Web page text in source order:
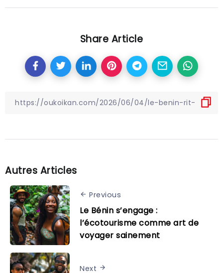
Share Article
Autres Articles
Previous
Le Bénin s’engage :
l’écotourisme comme art de
voyager sainement
Next